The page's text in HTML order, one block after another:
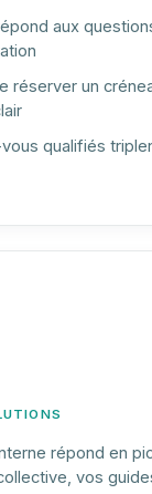
aux
réserver un
qualifiés
répond en
vos